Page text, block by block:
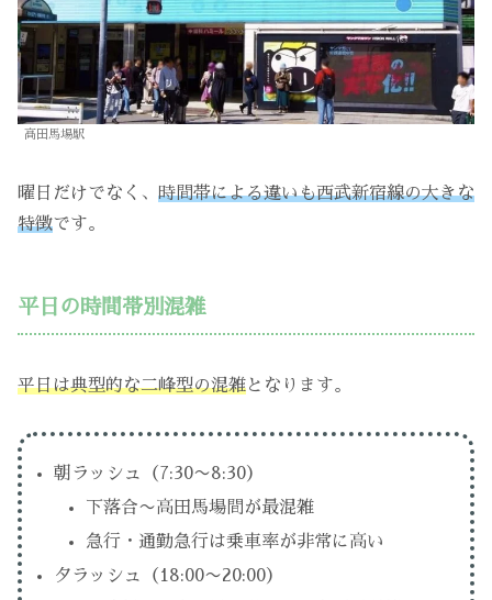
高田馬場駅
曜日だけでなく、 時間帯による違いも西武新宿線の大きな
特徴です。
平日の時間帯別混雑
平日は典型的な二峰型の混雑となります。
朝ラッシュ（7:30〜8:30）
下落合〜高田馬場間が最混雑
急行・通勤急行は乗車率が非常に高い
夕ラッシュ（18:00〜20:00）